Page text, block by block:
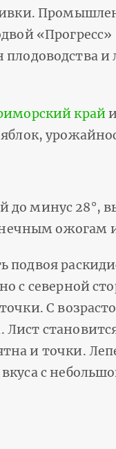
«Прогресс»
край
минус 28°,
ожогам
подвоя
с северной
С
Лист
и точки.
с